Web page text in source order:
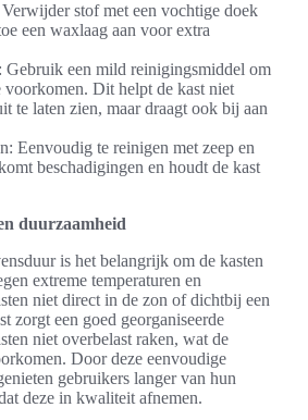
stof met een vochtige doek
een waxlaag aan voor extra
Gebruik een mild reinigingsmiddel om
voorkomen. Dit helpt de kast niet
te laten zien, maar draagt ook bij aan
Eenvoudig te reinigen met zeep en
beschadigingen en houdt de kast
duurzaamheid
is het belangrijk om de kasten
extreme temperaturen en
niet direct in de zon of dichtbij een
zorgt een goed georganiseerde
niet overbelast raken, wat de
Door deze eenvoudige
gebruikers langer van hun
deze in kwaliteit afnemen.